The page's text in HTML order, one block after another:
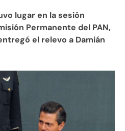
lugar en la sesión
Permanente del PAN,
el relevo a Damián